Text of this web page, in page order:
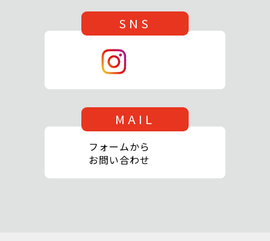
SNS
MAIL
フォームから
お問い合わせ